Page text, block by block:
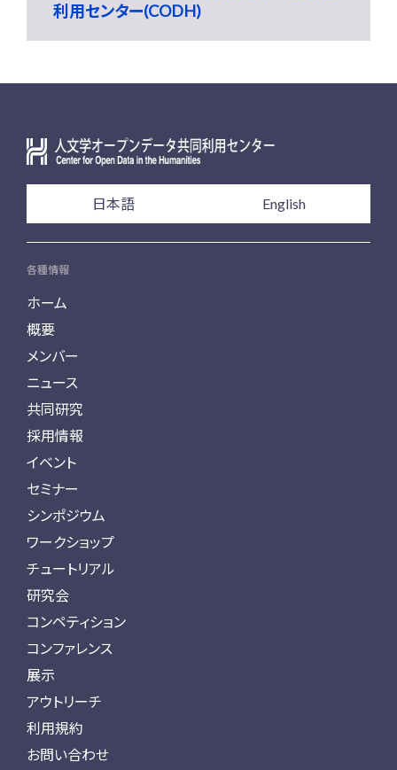
利用センター(CODH)
日本語 English
各種情報
ホーム
概要
メンバー
ニュース
共同研究
採用情報
イベント
セミナー
シンポジウム
ワークショップ
チュートリアル
研究会
コンペティション
コンファレンス
展示
アウトリーチ
利用規約
お問い合わせ